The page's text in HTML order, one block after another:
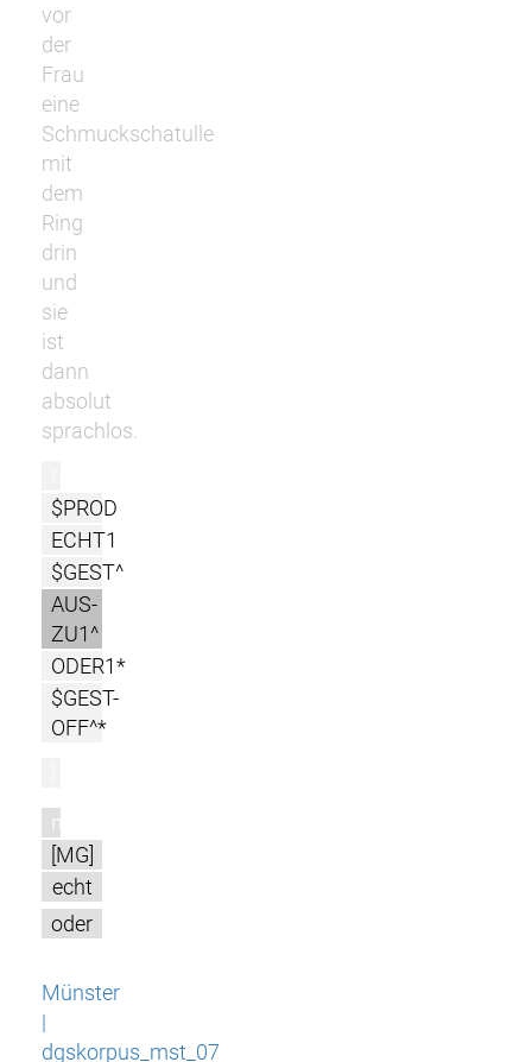
vor
der
Frau
eine
Schmuckschatulle
mit
dem
Ring
drin
und
sie
ist
dann
absolut
sprachlos.
$PROD
ECHT1
$GEST^
AUS-
ZU1^
ODER1*
$GEST-
OFF^*
m
[MG]
echt
oder
Münster
|
dgskorpus_mst_07